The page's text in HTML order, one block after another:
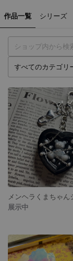
作品一覧 シリーズ
展示中